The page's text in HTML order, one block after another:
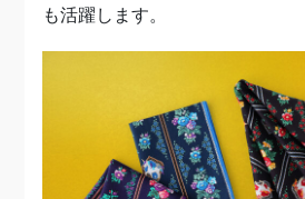
も活躍します。